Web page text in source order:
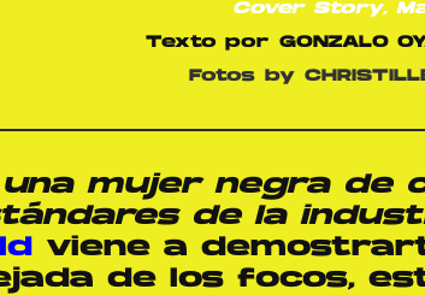
Cover Story,
Texto por GONZALO
Fotos by
una mujer negra de
de la
viene a
de los focos,